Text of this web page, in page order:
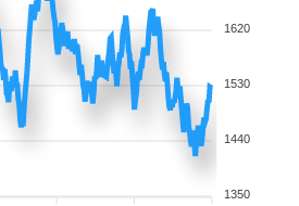
1620
1530
1440
1350